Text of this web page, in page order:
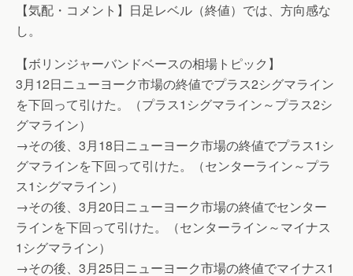
【気配・コメント】日足レベル（終値）では、方向感な
し。
【ボリンジャーバンドベースの相場トピック】
3月12日ニューヨーク市場の終値でプラス2シグマライン
を下回って引けた。（プラス1シグマライン～プラス2シ
グマライン）
→その後、3月18日ニューヨーク市場の終値でプラス1シ
グマラインを下回って引けた。（センターライン～プラ
ス1シグマライン）
→その後、3月20日ニューヨーク市場の終値でセンター
ラインを下回って引けた。（センターライン～マイナス
1シグマライン）
→その後、3月25日ニューヨーク市場の終値でマイナス1